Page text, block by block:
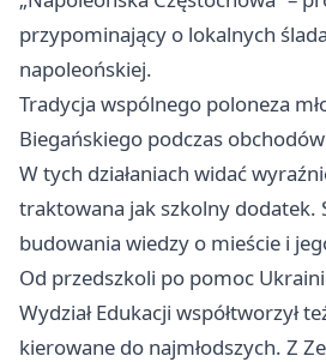
przypominający o lokalnych
napoleońskiej.
Tradycja wspólnego poloneza
Biegańskiego podczas
W tych działaniach widać
traktowana jak szkolny dodatek.
budowania wiedzy o mieście i
Od przedszkoli po pomoc
Wydział Edukacji współtworzył
kierowane do najmłodszych. Z